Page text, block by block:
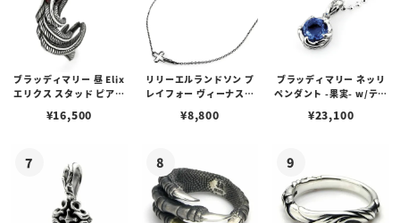
ブラッディマリー 昼 Elix
エリクス スタッド ピアス
¥16,500
リリーエルランドソン プ
レイフォー ヴィーナスチ
¥8,800
ブラッディマリー ネッリ
ペンダント -果実- w/ティ
¥23,100